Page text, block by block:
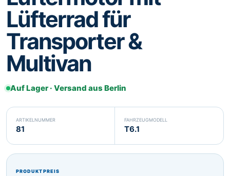
Svenska SV
Eesti ET
Lietuvių
Lüfterrad für
Transporter &
Multivan
Auf Lager · Versand aus Berlin
ARTIKELNUMMER
81
FAHRZEUGMODELL
T6.1
PRODUKTPREIS